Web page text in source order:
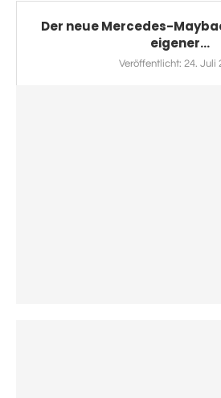
Der neue Mercedes-
eigener...
Veröffentlicht: 24. Juli